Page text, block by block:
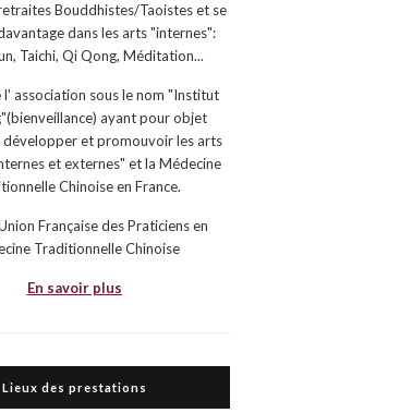
Bouddhistes/Taoistes et se
dans les arts "internes":
Taichi, Qi Qong, Méditation...
l' association sous le nom "Institut
ayant pour objet
développer et promouvoir les arts
et externes" et la Médecine
Chinoise en France.
Française des Praticiens en
Traditionnelle Chinoise
En savoir plus
Lieux des prestations